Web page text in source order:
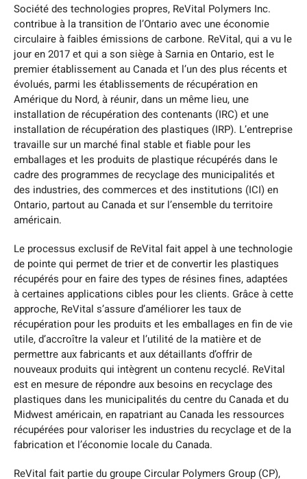
Société des technologies propres, ReVital Polymers Inc.
contribue à la transition de l’Ontario avec une économie
circulaire à faibles émissions de carbone. ReVital, qui a vu le
jour en 2017 et qui a son siège à Sarnia en Ontario, est le
premier établissement au Canada et l’un des plus récents et
évolués, parmi les établissements de récupération en
Amérique du Nord, à réunir, dans un même lieu, une
installation de récupération des contenants (IRC) et une
installation de récupération des plastiques (IRP). L’entreprise
travaille sur un marché final stable et fiable pour les
emballages et les produits de plastique récupérés dans le
cadre des programmes de recyclage des municipalités et
des industries, des commerces et des institutions (ICI) en
Ontario, partout au Canada et sur l’ensemble du territoire
américain.
Le processus exclusif de ReVital fait appel à une technologie
de pointe qui permet de trier et de convertir les plastiques
récupérés pour en faire des types de résines fines, adaptées
à certaines applications cibles pour les clients. Grâce à cette
approche, ReVital s’assure d’améliorer les taux de
récupération pour les produits et les emballages en fin de vie
utile, d’accroître la valeur et l’utilité de la matière et de
permettre aux fabricants et aux détaillants d’offrir de
nouveaux produits qui intègrent un contenu recyclé. ReVital
est en mesure de répondre aux besoins en recyclage des
plastiques dans les municipalités du centre du Canada et du
Midwest américain, en rapatriant au Canada les ressources
récupérées pour valoriser les industries du recyclage et de la
fabrication et l’économie locale du Canada.
ReVital fait partie du groupe Circular Polymers Group (CP),